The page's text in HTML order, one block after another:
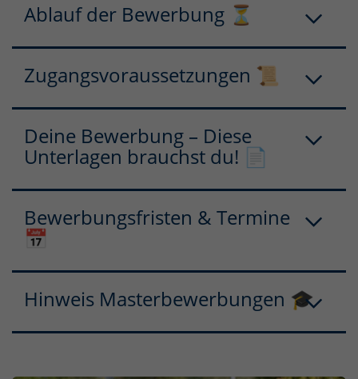
Ablauf der Bewerbung ⏳
Zugangsvoraussetzungen 📜
Deine Bewerbung – Diese
Unterlagen brauchst du! 📄
Bewerbungsfristen & Termine
📅
Hinweis Masterbewerbungen 🎓